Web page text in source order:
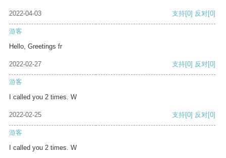
2022-04-03 支持[0] 反对[0]
游客
Hello, Greetings fr
2022-02-27 支持[0] 反对[0]
游客
I called you 2 times. W
2022-02-25 支持[0] 反对[0]
游客
I called you 2 times. W